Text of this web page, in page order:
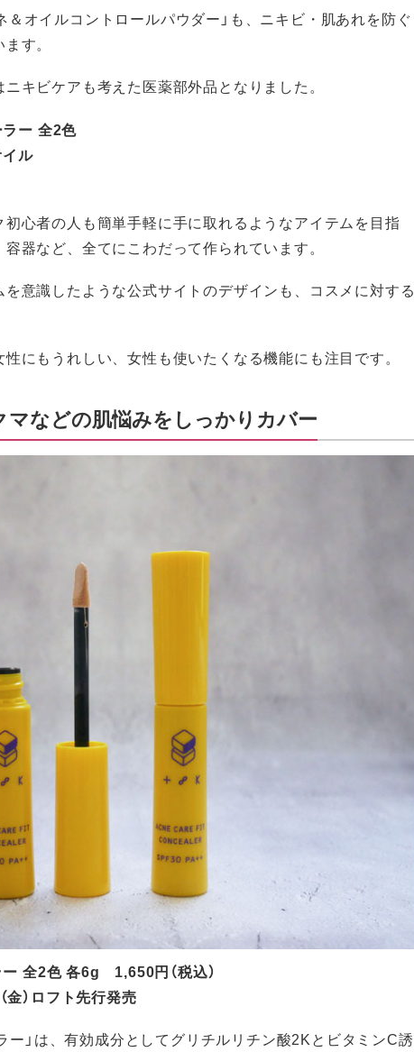
オイルコントロールパウダー」も、ニキビ・肌あれを防ぐ
す。
キビケアも考えた医薬部外品となりました。
ー 全2色
ル
心者の人も簡単手軽に手に取れるようなアイテムを目指
器など、全てにこわだって作られています。
意識したような公式サイトのデザインも、コスメに対する
にもうれしい、女性も使いたくなる機能にも注目です。
などの肌悩みをしっかりカバー
全2色 各6g 1,650円（税込）
金）ロフト先行発売
ー」は、有効成分としてグリチルリチン酸2KとビタミンC誘